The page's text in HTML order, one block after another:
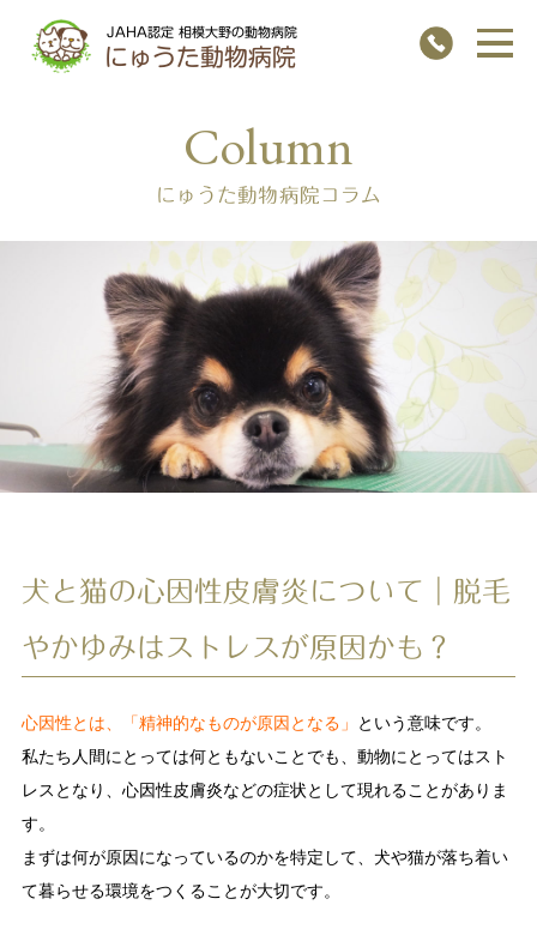
JAHA認定 相模大野の動物病院
にゅうた動物病院
にゅうた動物病院コラム
犬と猫の心因性皮膚炎について｜脱毛
やかゆみはストレスが原因かも？
心因性とは、「精神的なものが原因となる」
という意味です。
私たち人間にとっては何ともないことでも、動物にとってはスト
レスとなり、心因性皮膚炎などの症状として現れることがありま
す。
まずは何が原因になっているのかを特定して、犬や猫が落ち着い
て暮らせる環境をつくることが大切です。